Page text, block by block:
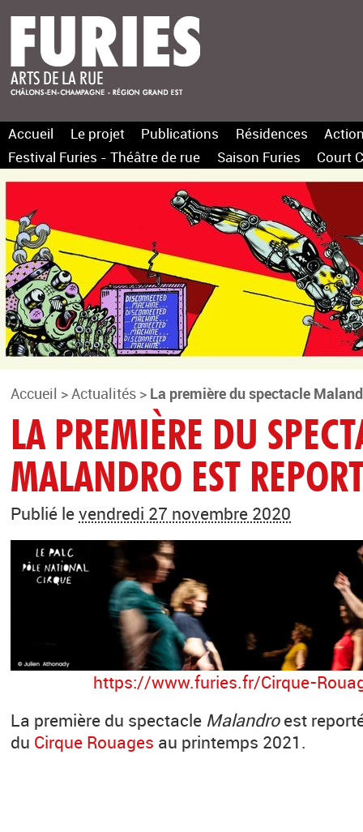
Accueil Le projet Publications Résidences
Festival Furies - Théâtre de rue
Saison Furies Court
Accueil > Actualités > La première du spectacle
LA PREMIÈRE DU
MALANDRO EST
Publié levendredi 27 novembre 2020
https://www.furies.fr/Cirque-
La première du spectacle Malandroest
du Cirque Rouages au printemps 2021.